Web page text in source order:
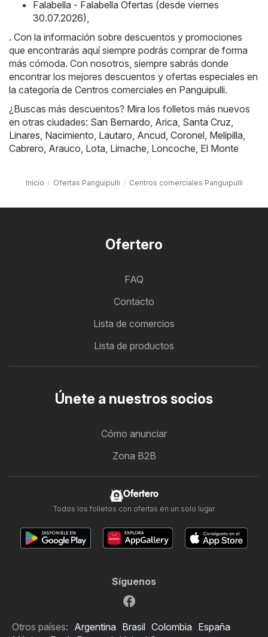
Falabella - Falabella Ofertas (desde viernes
30.07.2026)
. Con la información sobre descuentos y promociones
que encontrarás aquí siempre podrás comprar de forma
más cómoda. Con nosotros, siempre sabrás donde
encontrar los mejores descuentos y ofertas especiales en
la categoría de Centros comerciales en Panguipulli.
¿Buscas más descuentos? Mira los folletos más nuevos
en otras ciudades: San Bernardo Arica Santa Cruz
Linares Nacimiento Lautaro Ancud Coronel Melipilla
Cabrero Arauco Lota Limache Loncoche El Monte
Inicio Ofertas Panguipulli Centros comerciales Panguipulli
Ofertero
FAQ
Contacto
Lista de comercios
Lista de productos
Únete a nuestros socios
Cómo anunciar
Zona B2B
Ofertero
Todos los folletos con ofertas en un solo lugar
Síguenos
Otros países: Argentina Brasil Colombia España